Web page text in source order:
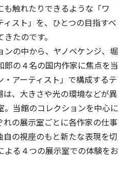
触れたりできるような「ワ
スト」を、ひとつの目指すべ
たのです。
の中から、ヤノベケンジ、堀
郎の４名の国内作家に焦点を当
アーティスト」で構成するテ
、大きさや光の環境などが異
。当館のコレクションを中心に
の展示室ごとに各作家の仕事
の視座のもと新たな表現を切
よる４つの展示室での体験をお